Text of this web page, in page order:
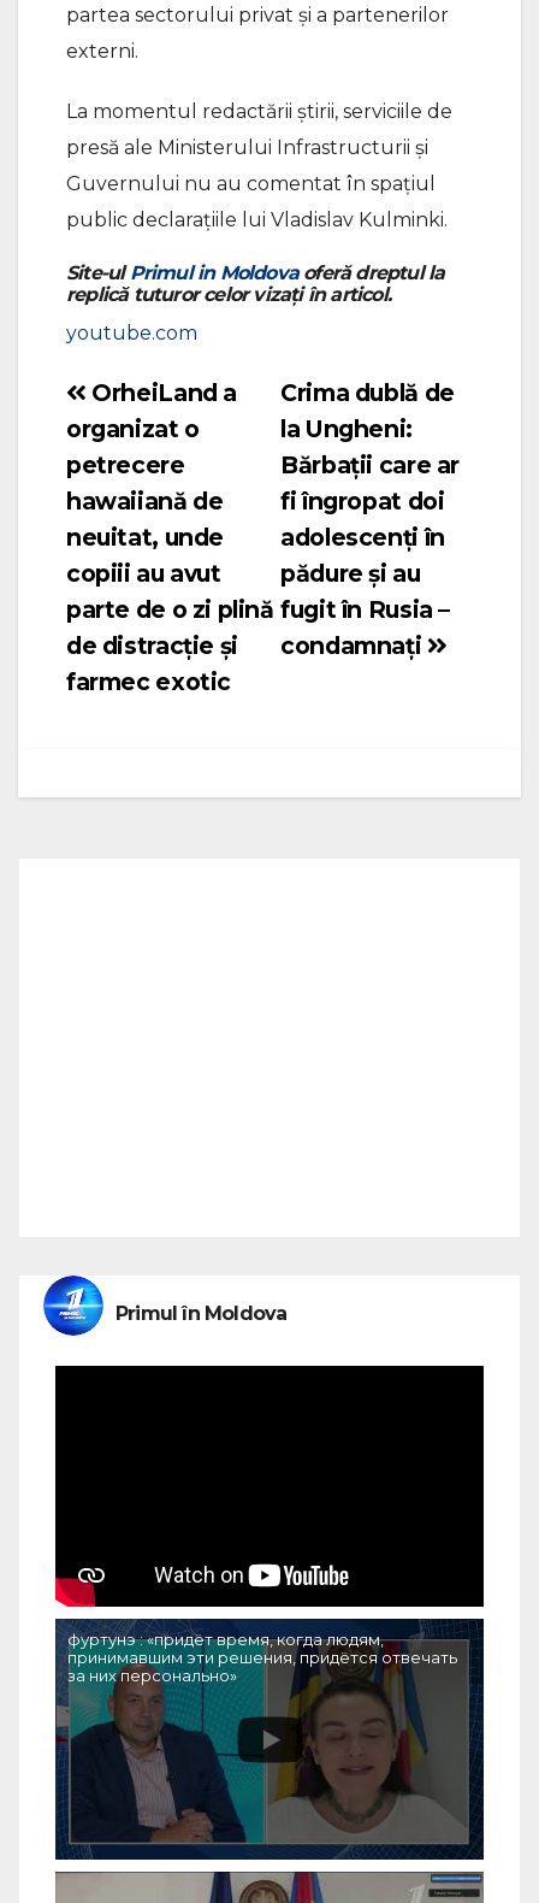
partea sectorului privat și a partenerilor
externi.
La momentul redactării știrii, serviciile de
presă ale Ministerului Infrastructurii și
Guvernului nu au comentat în spațiul
public declarațiile lui Vladislav Kulminki.
Site-ulPrimul in Moldovaoferă dreptul la
replică tuturor celor vizați în articol.
youtube.com
Navigare
în
articole
Crima dublă de
la Ungheni:
Bărbații care ar
fi îngropat doi
adolescenți în
pădure și au
fugit în Rusia –
condamnați
OrheiLand a
organizat o
petrecere
hawaiiană de
neuitat, unde
copiii au avut
parte de o zi plină
de distracție și
farmec exotic
Primul în Moldova
фуртунэ : «придёт время, когда людям,
принимавшим эти решения, придётся отвечать
за них персонально»